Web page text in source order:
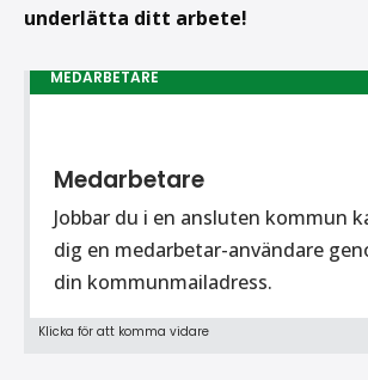
underlätta ditt arbete!
MEDARBETARE
Medarbetare
Jobbar du i en ansluten kommun
dig en medarbetar-användare
din kommunmailadress.
Klicka för att komma vidare